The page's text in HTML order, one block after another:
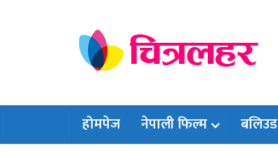
होमपेज नेपाली फिल्म बलिउड